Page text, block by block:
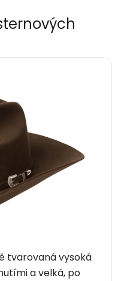
tvarovaná vysoká
a velká, po